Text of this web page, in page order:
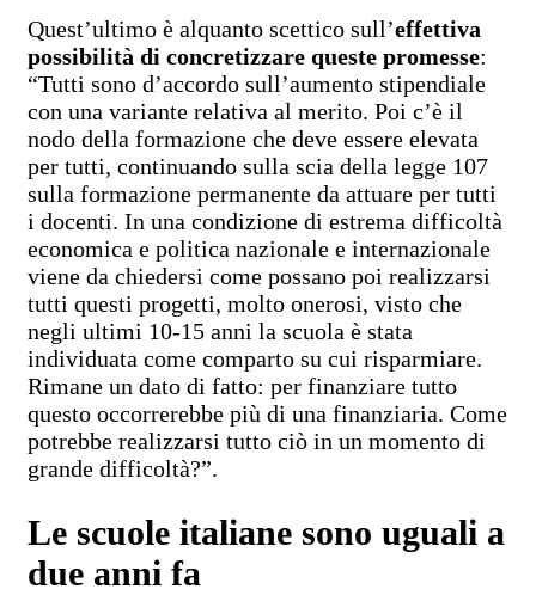
Quest’ultimo è alquanto scettico sull’effettiva
possibilità di concretizzare queste promesse:
“Tutti sono d’accordo sull’aumento stipendiale
con una variante relativa al merito. Poi c’è il
nodo della formazione che deve essere elevata
per tutti, continuando sulla scia della legge 107
sulla formazione permanente da attuare per tutti
i docenti. In una condizione di estrema difficoltà
economica e politica nazionale e internazionale
viene da chiedersi come possano poi realizzarsi
tutti questi progetti, molto onerosi, visto che
negli ultimi 10-15 anni la scuola è stata
individuata come comparto su cui risparmiare.
Rimane un dato di fatto: per finanziare tutto
questo occorrerebbe più di una finanziaria. Come
potrebbe realizzarsi tutto ciò in un momento di
grande difficoltà?”.
Le scuole italiane sono uguali a
due anni fa